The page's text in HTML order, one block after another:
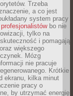
Trzeba
a co jest
system pracy
bo nie
tylko na
i pomagają
większego
Mózg
nie pracuje
Krótkie
ekranu, kilka minut
pracy o
by utrzymać energię